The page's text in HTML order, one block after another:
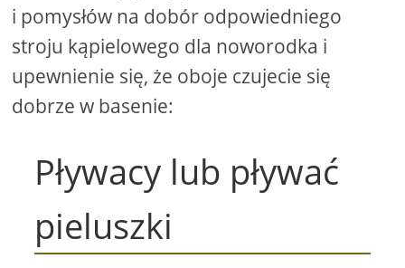
i pomysłów na dobór odpowiedniego
stroju kąpielowego dla noworodka i
upewnienie się, że oboje czujecie się
dobrze w basenie:
Pływacy lub pływać
pieluszki